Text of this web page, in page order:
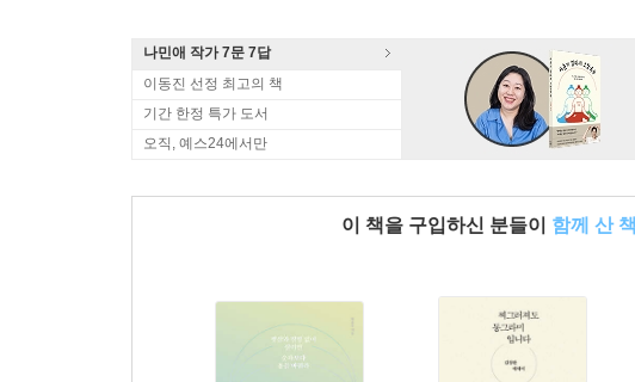
나민애 작가 7문 7답
이동진 선정 최고의 책
기간 한정 특가 도서
오직, 예스24에서만
이 책을 구입하신 분들이 함께 산 책